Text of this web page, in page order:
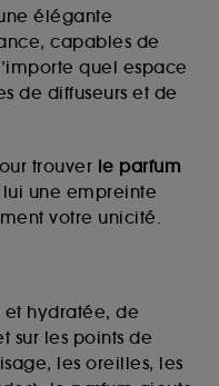
élégante
capables de
quel espace
de diffuseurs et de
trouver le parfum
une empreinte
votre unicité.
hydratée, de
sur les points de
les oreilles, les
y compris sur des
sur la base
de votre
vos interactions.
paiements en ligne :
et les
de cookies
fourniture de
tel que les